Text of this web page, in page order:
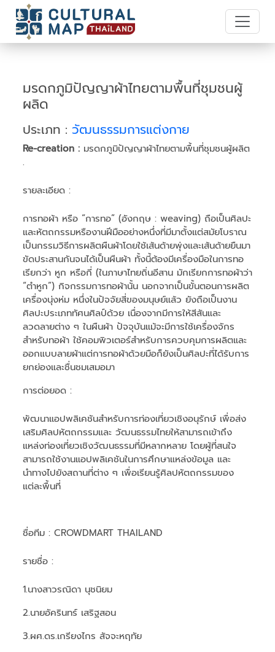
มรดกภูมิปัญญาผ้าไทยตามพื้นที่ชุมชนผู้
ผลิด
ประเภท : วัฒนธรรมการแต่งกาย
Re-creation : มรดกภูมิปัญญาผ้าไทยตามพื้นที่ชุมชนผู้ผลิต
.
รายละเอียด :
การทอผ้า หรือ “การทอ” (อังกฤษ : weaving) ถือเป็นศิลปะ
และหัตถกรรมหรืองานฝีมืออย่างหนึ่งที่มีมาตั้งแต่สมัยโบราณ
เป็นกรรมวิธีการผลิตผืนผ้าโดยใช้เส้นด้ายพุ่งและเส้นด้ายยืนมา
ขัดประสานกันจนได้เป็นผืนผ้า ทั้งนี้ต้องมีเครื่องมือในการทอ
เรียกว่า หูก หรือกี่ (ในภาษาไทยถิ่นอีสาน มักเรียกการทอผ้าว่า
“ตำหูก”) กิจกรรมการทอผ้านั้น นอกจากเป็นขั้นตอนการผลิต
เครื่องนุ่งห่ม หนึ่งในปัจจัยสี่ของมนุษย์แล้ว ยังถือเป็นงาน
ศิลปะประเภททัศนศิลป์ด้วย เนื่องจากมีการให้สีสันและ
ลวดลายต่าง ๆ ในผืนผ้า ปัจจุบันแม้จะมีการใช้เครื่องจักร
สำหรับทอผ้า ใช้คอมพิวเตอร์สำหรับการควบคุมการผลิตและ
ออกแบบลายผ้าแต่การทอผ้าด้วยมือก็ยังเป็นศิลปะที่ได้รับการ
ยกย่องและชื่นชมเสมอมา
การต่อยอด :
พัฒนาแอปพลิเคชันสำหรับการท่องเที่ยวเชิงอนุรักษ์ เพื่อส่ง
เสริมศิลปหัตถกรรมและ วัฒนธรรมไทยให้สามารถเข้าถึง
แหล่งท่องเที่ยวเชิงวัฒนธรรมที่มีหลากหลาย โดยผู้ที่สนใจ
สามารถใช้งานแอปพลิเคชันในการศึกษาแหล่งข้อมูล และ
นำทางไปยังสถานที่ต่าง ๆ เพื่อเรียนรู้ศิลปหัตถกรรมของ
แต่ละพื้นที่
ชื่อทีม : CROWDMART THAILAND
รายชื่อ :
1.นางสาวรณิดา นุชนิยม
2.นายอัครินทร์ เสริฐสอน
3.ผศ.ดร.เกรียงไกร สัจจะหฤทัย